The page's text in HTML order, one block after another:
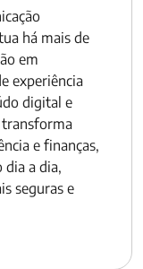
há mais de
em
experiência
digital e
e finanças,
dia a dia,
seguras e